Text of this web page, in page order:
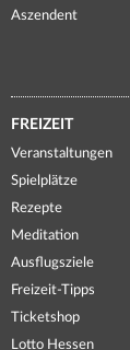
Aszendent
FREIZEIT
Veranstaltungen
Spielplätze
Rezepte
Meditation
Ausflugsziele
Freizeit-Tipps
Ticketshop
Lotto Hessen